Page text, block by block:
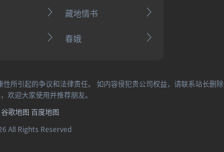
藏地情书
春娥
所引起的争议和法律责任。 如内容侵犯贵公司权益，请联系站长删除
欢迎大家使用并推荐朋友。
谷歌地图 百度地图
All Rights Reserved